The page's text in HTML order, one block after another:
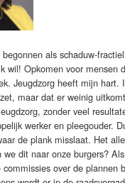
als schaduw-
wil! Opkomen voor mensen
Jeugdzorg heeft mijn hart.
maar dat er weinig
zonder veel
werker en pleegouder.
de plank misslaat. Het
we dit naar onze burgers?
over de plannen